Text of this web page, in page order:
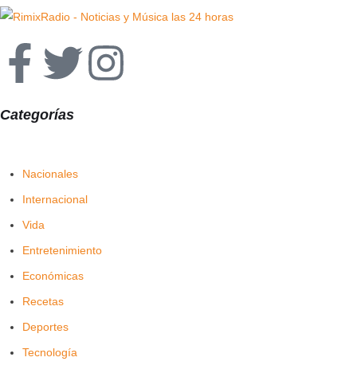
Categorías
Nacionales
Internacional
Vida
Entretenimiento
Económicas
Recetas
Deportes
Tecnología